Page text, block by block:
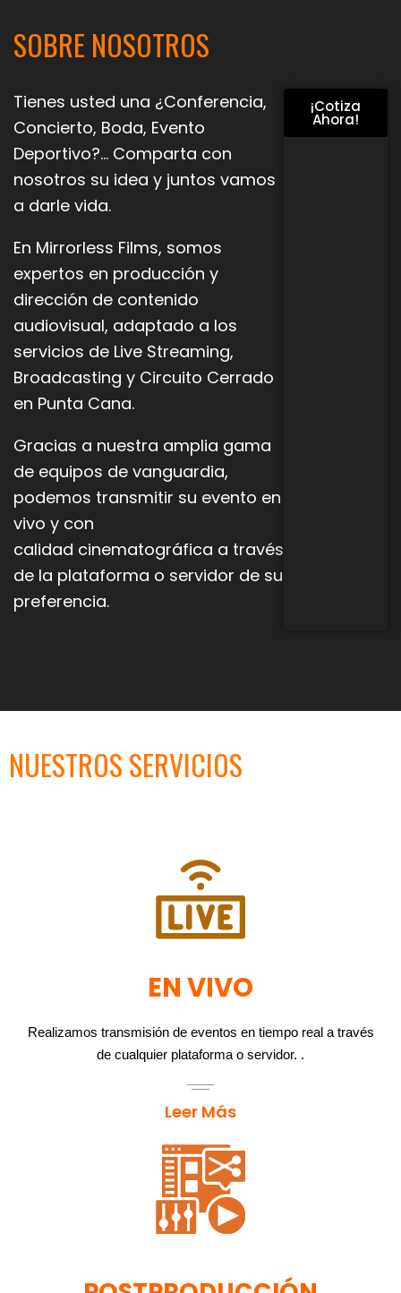
SOBRE NOSOTROS
Tienes usted una ¿Conferencia,
Concierto, Boda, Evento
Deportivo?… Comparta con
nosotros su idea y juntos vamos
a darle vida.
En Mirrorless Films, somos
expertos en producción y
dirección de contenido
audiovisual, adaptado a los
servicios de Live Streaming,
Broadcasting y Circuito Cerrado
en Punta Cana.
Gracias a nuestra amplia gama
de equipos de vanguardia,
podemos transmitir su evento en
vivo y con
calidad cinematográfica a través
de la plataforma o servidor de su
preferencia.
¡Cotiza
Ahora!
NUESTROS SERVICIOS
EN VIVO
Realizamos transmisión de eventos en tiempo real a través
de cualquier plataforma o servidor. .
Leer Más